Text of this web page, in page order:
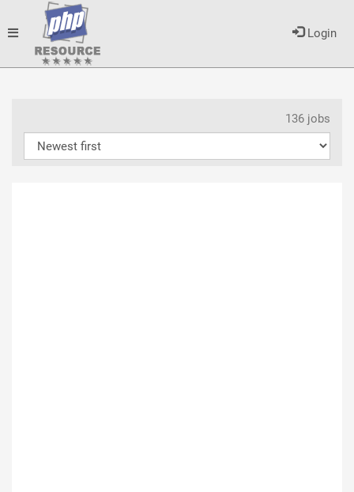
Login
Toggle
136 jobs